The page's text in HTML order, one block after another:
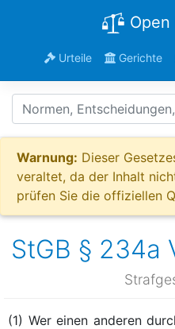
Open
Urteile Gerichte
Warnung: Dieser
veraltet, da der Inhalt
prüfen Sie die offiziellen
StGB § 234a
(1) Wer einen anderen